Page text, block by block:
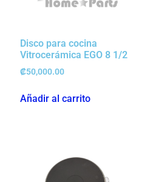
Disco para cocina
Vitrocerámica EGO 8 1/2
₡50,000.00
Añadir al carrito